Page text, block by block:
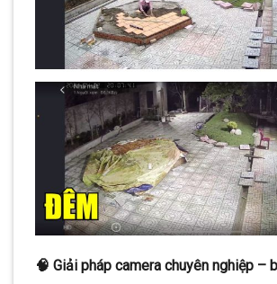
🧠 Giải pháp camera chuyên nghiệp –